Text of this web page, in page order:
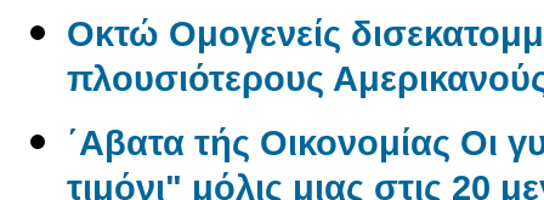
Oκτώ Ομογενείς
πλουσιότερους
΄Αβατα τής Οικονομίας Οι